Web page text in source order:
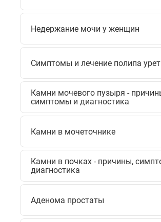
Недержание мочи у женщин
Симптомы и лечение полипа
Камни мочевого пузыря -
симптомы и диагностика
Камни в мочеточнике
Камни в почках - причины,
диагностика
Аденома простаты